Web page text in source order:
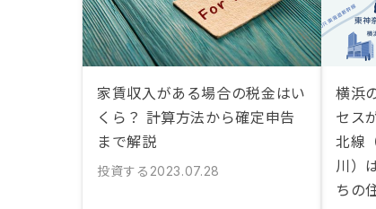
家賃収入がある場合の税金はい
くら？ 計算方法から確定申告
まで解説
投資する 2023.07.28
横浜
セス
北線
川）
ちの